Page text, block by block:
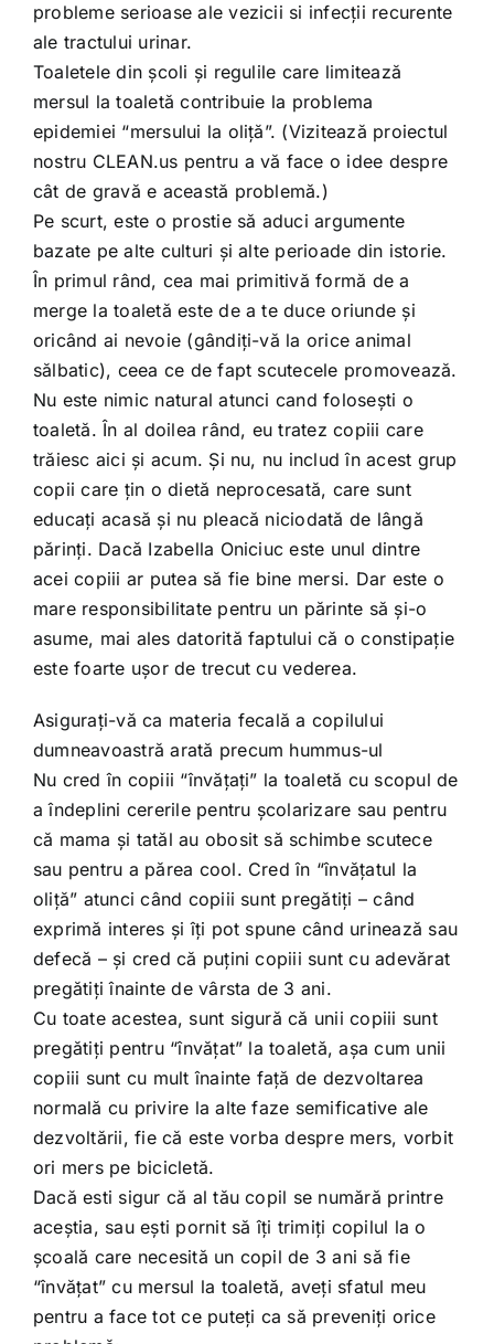
probleme serioase ale vezicii si infecţii recurente
ale tractului urinar.
Toaletele din şcoli şi regulile care limitează
mersul la toaletă contribuie la problema
epidemiei “mersului la oliţă”. (Vizitează proiectul
nostru CLEAN.us pentru a vă face o idee despre
cât de gravă e această problemă.)
Pe scurt, este o prostie să aduci argumente
bazate pe alte culturi şi alte perioade din istorie.
În primul rând, cea mai primitivă formă de a
merge la toaletă este de a te duce oriunde şi
oricând ai nevoie (gândiţi-vă la orice animal
sălbatic), ceea ce de fapt scutecele promovează.
Nu este nimic natural atunci cand foloseşti o
toaletă. În al doilea rând, eu tratez copiii care
trăiesc aici şi acum. Şi nu, nu includ în acest grup
copii care ţin o dietă neprocesată, care sunt
educaţi acasă şi nu pleacă niciodată de lângă
părinţi. Dacă Izabella Oniciuc este unul dintre
acei copiii ar putea să fie bine mersi. Dar este o
mare responsibilitate pentru un părinte să şi-o
asume, mai ales datorită faptului că o constipaţie
este foarte uşor de trecut cu vederea.
Asiguraţi-vă ca materia fecală a copilului
dumneavoastră arată precum hummus-ul
Nu cred în copiii “învăţaţi” la toaletă cu scopul de
a îndeplini cererile pentru şcolarizare sau pentru
că mama şi tatăl au obosit să schimbe scutece
sau pentru a părea cool. Cred în “învăţatul la
oliţă” atunci când copiii sunt pregătiţi – când
exprimă interes şi îţi pot spune când urinează sau
defecă – şi cred că puţini copiii sunt cu adevărat
pregătiţi înainte de vârsta de 3 ani.
Cu toate acestea, sunt sigură că unii copiii sunt
pregătiţi pentru “învăţat” la toaletă, aşa cum unii
copiii sunt cu mult înainte faţă de dezvoltarea
normală cu privire la alte faze semificative ale
dezvoltării, fie că este vorba despre mers, vorbit
ori mers pe bicicletă.
Dacă esti sigur că al tău copil se numără printre
aceştia, sau eşti pornit să îţi trimiţi copilul la o
şcoală care necesită un copil de 3 ani să fie
“învăţat” cu mersul la toaletă, aveţi sfatul meu
pentru a face tot ce puteţi ca să preveniţi orice